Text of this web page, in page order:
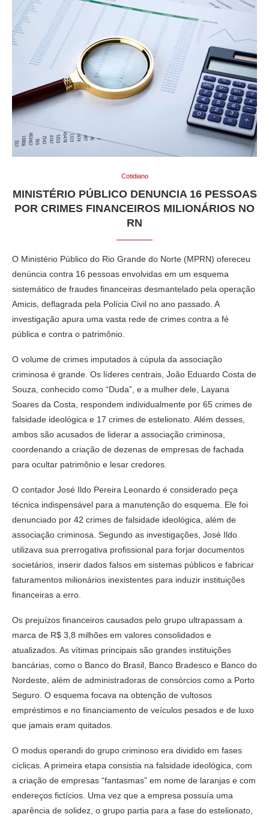
Cotidiano
MINISTÉRIO PÚBLICO DENUNCIA 16 PESSOAS
POR CRIMES FINANCEIROS MILIONÁRIOS NO
RN
O Ministério Público do Rio Grande do Norte (MPRN) ofereceu
denúncia contra 16 pessoas envolvidas em um esquema
sistemático de fraudes financeiras desmantelado pela operação
Amicis, deflagrada pela Polícia Civil no ano passado. A
investigação apura uma vasta rede de crimes contra a fé
pública e contra o patrimônio.
O volume de crimes imputados à cúpula da associação
criminosa é grande. Os líderes centrais, João Eduardo Costa de
Souza, conhecido como “Duda”, e a mulher dele, Layana
Soares da Costa, respondem individualmente por 65 crimes de
falsidade ideológica e 17 crimes de estelionato. Além desses,
ambos são acusados de liderar a associação criminosa,
coordenando a criação de dezenas de empresas de fachada
para ocultar patrimônio e lesar credores.
O contador José Ildo Pereira Leonardo é considerado peça
técnica indispensável para a manutenção do esquema. Ele foi
denunciado por 42 crimes de falsidade ideológica, além de
associação criminosa. Segundo as investigações, José Ildo
utilizava sua prerrogativa profissional para forjar documentos
societários, inserir dados falsos em sistemas públicos e fabricar
faturamentos milionários inexistentes para induzir instituições
financeiras a erro.
Os prejuízos financeiros causados pelo grupo ultrapassam a
marca de R$ 3,8 milhões em valores consolidados e
atualizados. As vítimas principais são grandes instituições
bancárias, como o Banco do Brasil, Banco Bradesco e Banco do
Nordeste, além de administradoras de consórcios como a Porto
Seguro. O esquema focava na obtenção de vultosos
empréstimos e no financiamento de veículos pesados e de luxo
que jamais eram quitados.
O modus operandi do grupo criminoso era dividido em fases
cíclicas. A primeira etapa consistia na falsidade ideológica, com
a criação de empresas “fantasmas” em nome de laranjas e com
endereços fictícios. Uma vez que a empresa possuía uma
aparência de solidez, o grupo partia para a fase do estelionato,